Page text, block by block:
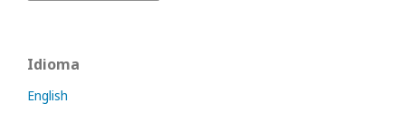
Idioma
English